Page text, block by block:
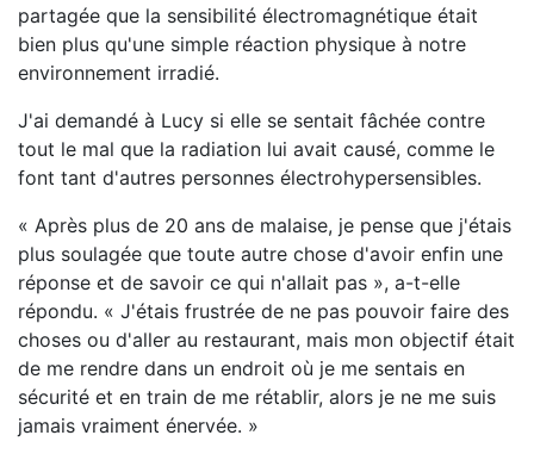
partagée que la sensibilité électromagnétique était
bien plus qu'une simple réaction physique à notre
environnement irradié.
J'ai demandé à Lucy si elle se sentait fâchée contre
tout le mal que la radiation lui avait causé, comme le
font tant d'autres personnes électrohypersensibles.
« Après plus de 20 ans de malaise, je pense que j'étais
plus soulagée que toute autre chose d'avoir enfin une
réponse et de savoir ce qui n'allait pas », a-t-elle
répondu. « J'étais frustrée de ne pas pouvoir faire des
choses ou d'aller au restaurant, mais mon objectif était
de me rendre dans un endroit où je me sentais en
sécurité et en train de me rétablir, alors je ne me suis
jamais vraiment énervée. »